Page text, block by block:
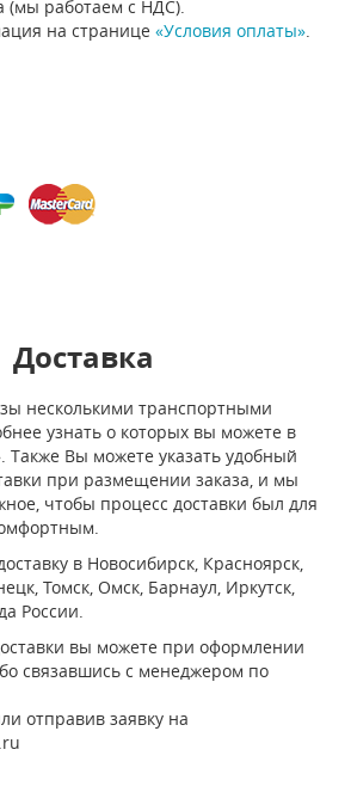
(мы работаем с НДС).
на странице «Условия оплаты».
Доставка
несколькими транспортными
узнать о которых вы можете в
Также Вы можете указать удобный
при размещении заказа, и мы
чтобы процесс доставки был для
в Новосибирск, Красноярск,
Томск, Омск, Барнаул, Иркутск,
России.
вы можете при оформлении
связавшись с менеджером по
отправив заявку на